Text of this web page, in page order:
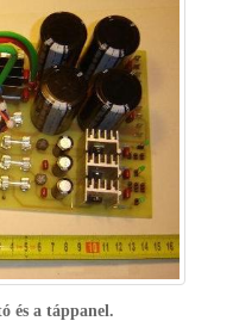
és a táppanel.